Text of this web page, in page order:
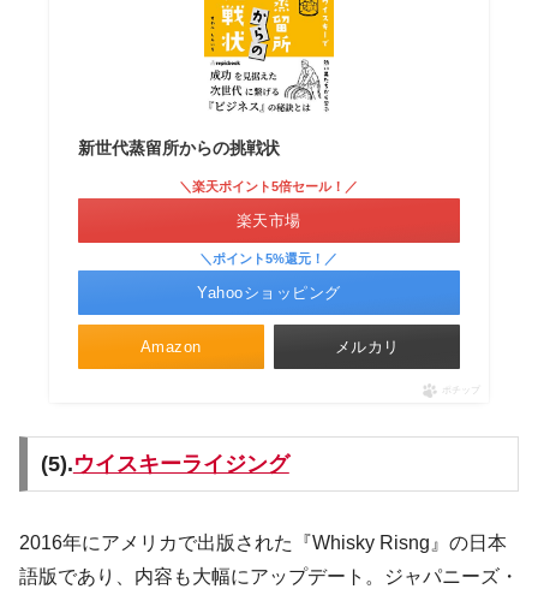
新世代蒸留所からの挑戦状
Amazon
＼楽天ポイント5倍セール！／
楽天市場
＼ポイント5%還元！／
Yahooショッピング
メルカリ
ポチップ
(5).ウイスキーライジング
2016年にアメリカで出版された『Whisky Risng』の日本
語版であり、内容も大幅にアップデート。ジャパニーズ・